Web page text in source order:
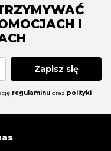
I
Zapisz się
regulaminu oraz polityki